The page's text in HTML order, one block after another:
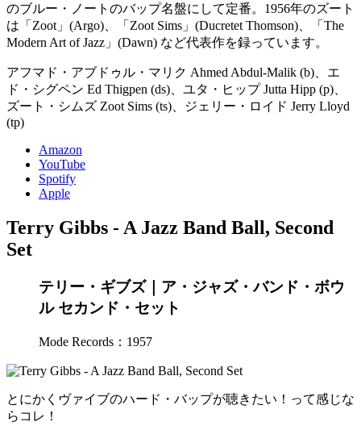
のブルー・ノートのバップ名盤にして定番。1956年のズート
は「Zoot」(Argo)、「Zoot Sims」(Ducretet Thomson)、「The
Modern Art of Jazz」(Dawn) など代表作を録っています。
アフマド・アブドゥル・マリク Ahmed Abdul-Malik (b)、エ
ド・シグペン Ed Thigpen (ds)、ユタ・ヒップ Jutta Hipp (p)、
ズート・シムズ Zoot Sims (ts)、ジェリー・ロイド Jerry Lloyd
(tp)
Amazon
YouTube
Spotify
Apple
Terry Gibbs - A Jazz Band Ball, Second
Set
テリー・ギブズ｜ア・ジャズ・バンド・ボウ
ル セカンド・セット
Mode Records：1957
とにかくヴァイブのハード・バップが聴きたい！って感じな
らコレ！